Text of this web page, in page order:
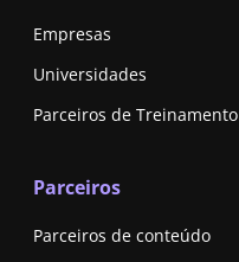
Empresas
Universidades
Parceiros de Treinamento
Parceiros
Parceiros de conteúdo